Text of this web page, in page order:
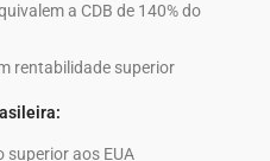
a CDB de 140% do
rentabilidade superior
superior aos EUA